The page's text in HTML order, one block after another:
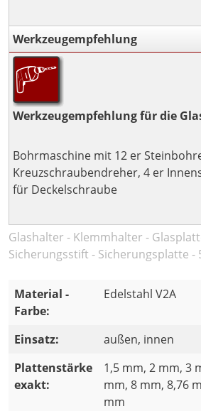
Werkzeugempfehlung
Werkzeugempfehlung für die
Bohrmaschine mit 12 er
Kreuzschraubendreher, 4 er
für Deckelschraube
Glashalter - Klemmhalter -
Sicherungsstift - Sicherungsplatte -
Material -
Farbe:
Edelstahl V2A
Einsatz:
außen, innen
Plattenstärke
exakt:
1,5 mm, 2 mm, 3
mm, 8 mm, 8,76
mm